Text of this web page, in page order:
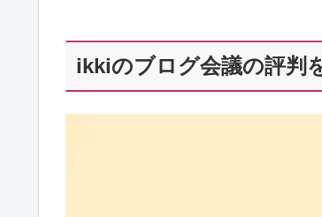
ikkiのブログ会議の評判